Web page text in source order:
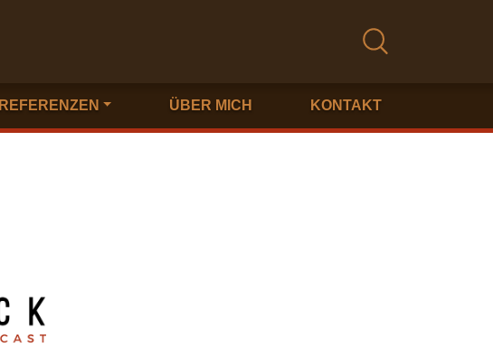
REFERENZEN ÜBER MICH KONTAKT